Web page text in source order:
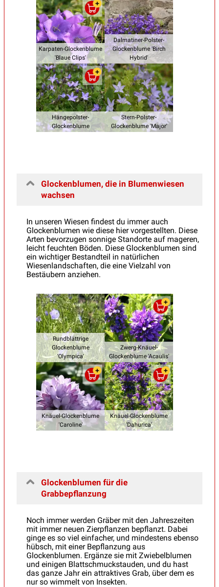
Karpaten-Glockenblume
'Blaue Clips'
Dalmatiner-Polster-
Glockenblume 'Birch
Hybrid'
Hängepolster-
Glockenblume
Stern-Polster-
Glockenblume 'Major'
Glockenblumen, die in Blumenwiesen
wachsen
In unseren Wiesen findest du immer auch
Glockenblumen wie diese hier vorgestellten. Diese
Arten bevorzugen sonnige Standorte auf mageren,
leicht feuchten Böden. Diese Glockenblumen sind
ein wichtiger Bestandteil in natürlichen
Wiesenlandschaften, die eine Vielzahl von
Bestäubern anziehen.
Rundblättrige
Glockenblume
'Olympica'
Zwerg-Knäuel-
Glockenblume 'Acaulis'
Knäuel-Glockenblume
'Caroline'
Knäuel-Glockenblume
'Dahurica'
Glockenblumen für die
Grabbepflanzung
Noch immer werden Gräber mit den Jahreszeiten
mit immer neuen Zierpflanzen bepflanzt. Dabei
ginge es so viel einfacher, und mindestens ebenso
hübsch, mit einer Bepflanzung aus
Glockenblumen. Ergänze sie mit Zwiebelblumen
und einigen Blattschmuckstauden, und du hast
das ganze Jahr ein attraktives Grab, über dem es
nur so wimmelt von Insekten.